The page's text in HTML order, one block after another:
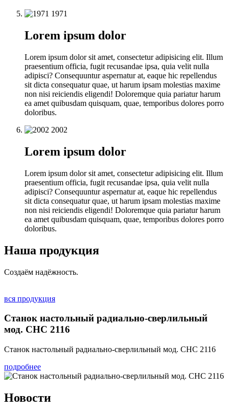
1971
Lorem ipsum dolor
Lorem ipsum dolor sit amet, consectetur adipisicing elit. Illum
praesentium officia, fugit recusandae ipsa, quia velit nulla
adipisci? Consequuntur aspernatur at, eaque hic repellendus
sit dicta consequatur quae, ut harum ipsam molestias maxime
non nisi reiciendis eligendi! Doloremque quia pariatur harum
ea amet quibusdam quisquam, quae, temporibus dolores porro
doloribus.
2002
Lorem ipsum dolor
Lorem ipsum dolor sit amet, consectetur adipisicing elit. Illum
praesentium officia, fugit recusandae ipsa, quia velit nulla
adipisci? Consequuntur aspernatur at, eaque hic repellendus
sit dicta consequatur quae, ut harum ipsam molestias maxime
non nisi reiciendis eligendi! Doloremque quia pariatur harum
ea amet quibusdam quisquam, quae, temporibus dolores porro
doloribus.
Наша продукция
Создаём надёжность.
вся продукция
Станок настольный радиально-сверлильный
мод. СНС 2116
Станок настольный радиально-сверлильный мод. СНС 2116
подробнее
Новости